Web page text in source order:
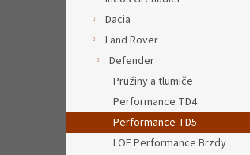
Dacia
Land Rover
Defender
Pružiny a tlumiče
Performance TD4
Performance TD5
LOF Performance Brzdy